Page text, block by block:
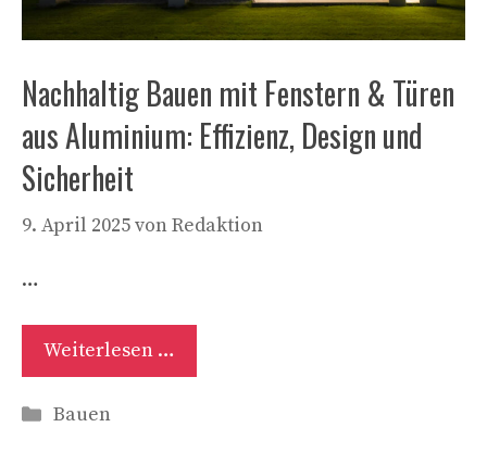
Nachhaltig Bauen mit Fenstern & Türen
aus Aluminium: Effizienz, Design und
Sicherheit
9. April 2025vonRedaktion
…
Weiterlesen …
Kategorien
Bauen